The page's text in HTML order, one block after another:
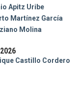
Apitz Uribe
Martínez García
Molina
Castillo Cordero